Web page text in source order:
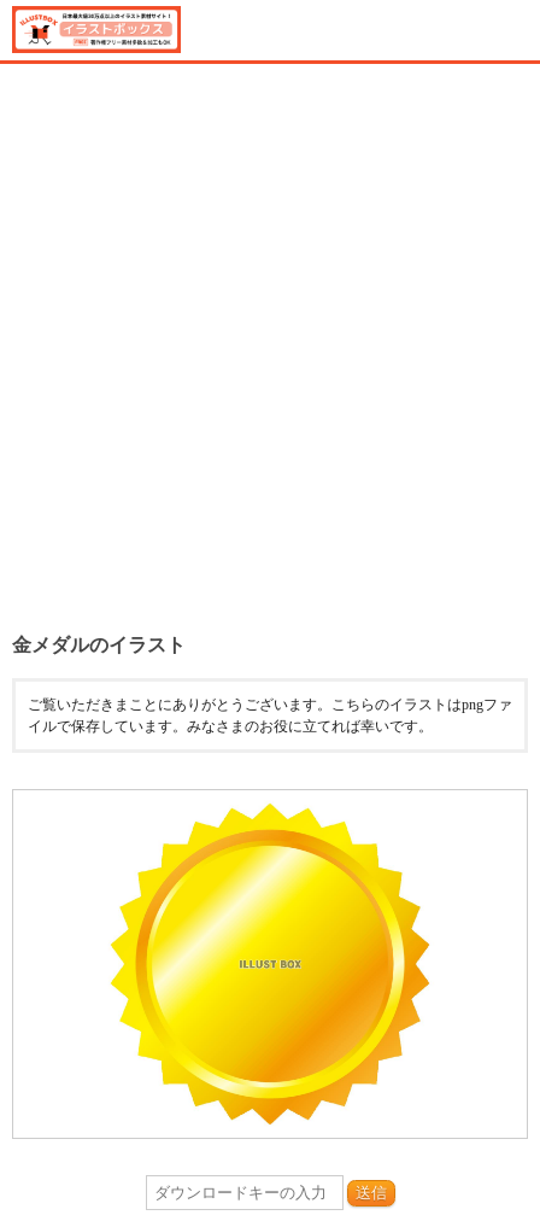
金メダルのイラスト
ご覧いただきまことにありがとうございます。こちらのイラストはpngファ
イルで保存しています。みなさまのお役に立てれば幸いです。
送信